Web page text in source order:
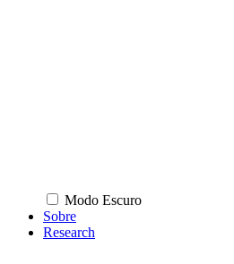
Modo Escuro
Sobre
Research